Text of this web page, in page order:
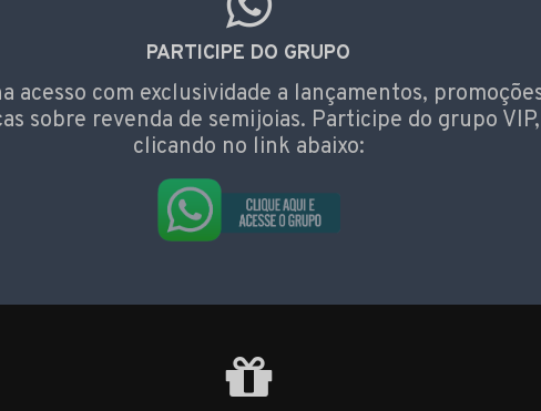
PARTICIPE DO GRUPO
acesso com exclusividade a lançamentos,
sobre revenda de semijoias. Participe do grupo VIP,
clicando no link abaixo: